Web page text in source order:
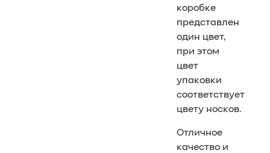
коробке
представлен
один цвет,
при этом
цвет
упаковки
соответствует
цвету носков.
Отличное
качество и